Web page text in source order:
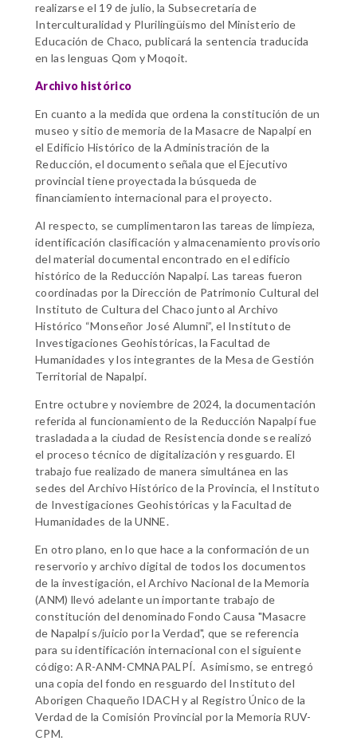
realizarse el 19 de julio, la Subsecretaría de
Interculturalidad y Plurilingüismo del Ministerio de
Educación de Chaco, publicará la sentencia traducida
en las lenguas Qom y Moqoit.
Archivo histórico
En cuanto a la medida que ordena la constitución de un
museo y sitio de memoria de la Masacre de Napalpí en
el Edificio Histórico de la Administración de la
Reducción, el documento señala que el Ejecutivo
provincial tiene proyectada la búsqueda de
financiamiento internacional para el proyecto.
Al respecto, se cumplimentaron las tareas de limpieza,
identificación clasificación y almacenamiento provisorio
del material documental encontrado en el edificio
histórico de la Reducción Napalpí. Las tareas fueron
coordinadas por la Dirección de Patrimonio Cultural del
Instituto de Cultura del Chaco junto al Archivo
Histórico “Monseñor José Alumni”, el Instituto de
Investigaciones Geohistóricas, la Facultad de
Humanidades y los integrantes de la Mesa de Gestión
Territorial de Napalpí.
Entre octubre y noviembre de 2024, la documentación
referida al funcionamiento de la Reducción Napalpí fue
trasladada a la ciudad de Resistencia donde se realizó
el proceso técnico de digitalización y resguardo. El
trabajo fue realizado de manera simultánea en las
sedes del Archivo Histórico de la Provincia, el Instituto
de Investigaciones Geohistóricas y la Facultad de
Humanidades de la UNNE.
En otro plano, en lo que hace a la conformación de un
reservorio y archivo digital de todos los documentos
de la investigación, el Archivo Nacional de la Memoria
(ANM) llevó adelante un importante trabajo de
constitución del denominado Fondo Causa "Masacre
de Napalpí s/juicio por la Verdad", que se referencia
para su identificación internacional con el siguiente
código: AR-ANM-CMNAPALPÍ. Asimismo, se entregó
una copia del fondo en resguardo del Instituto del
Aborigen Chaqueño IDACH y al Registro Único de la
Verdad de la Comisión Provincial por la Memoria RUV-
CPM.